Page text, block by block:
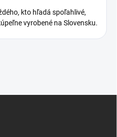
kto hľadá spoľahlivé,
vyrobené na Slovensku.